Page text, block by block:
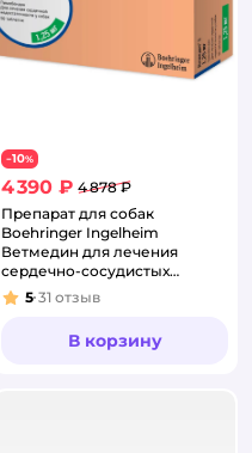
−10%
4 390 ₽ 4 878 ₽
Препарат для собак
Boehringer Ingelheim
Ветмедин для лечения
сердечно-сосудистых
заболеваний 1.25мг
50таблеток
Рейтинг:
5 31 отзыв
В корзину